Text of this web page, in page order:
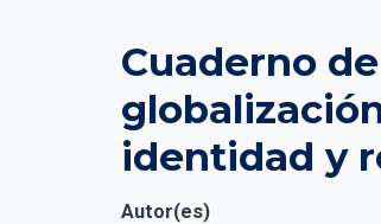
Cuaderno
identidad y
Autor(es)